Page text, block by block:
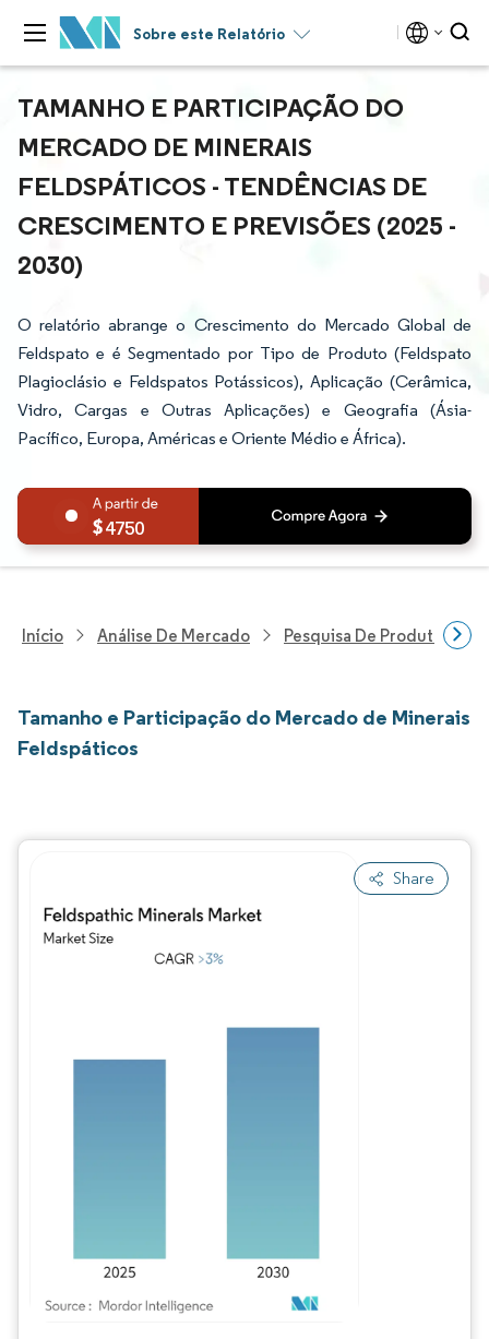
Sobre este Relatório
TAMANHO E PARTICIPAÇÃO DO
MERCADO DE MINERAIS
FELDSPÁTICOS - TENDÊNCIAS DE
CRESCIMENTO E PREVISÕES (2025 -
2030)
O relatório abrange o Crescimento do Mercado Global de
Feldspato e é Segmentado por Tipo de Produto (Feldspato
Plagioclásio e Feldspatos Potássicos), Aplicação (Cerâmica,
Vidro, Cargas e Outras Aplicações) e Geografia (Ásia-
Pacífico, Europa, Américas e Oriente Médio e África).
4750
Início Análise De Mercado Pesquisa De Produtos
Tamanho e Participação do Mercado de Minerais
Feldspáticos
Share